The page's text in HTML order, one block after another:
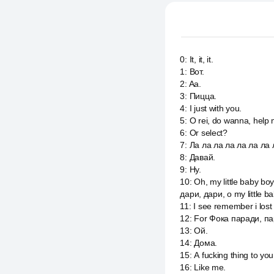
0: It, it, it.
1 : Вот.
2: Aa.
3: Пицца.
4: I just with you.
5: O rei, do wanna, help
6: Or select?
7: Ла ла ла ла ла ла ла
8: Давай.
9: Ну.
10:Oh, my little baby
дари, дари, о my little
11 : I see remember i lost
12: For Фока паради,
13:Ой.
14: Дома.
15:А fucking thing to
16: Like me.